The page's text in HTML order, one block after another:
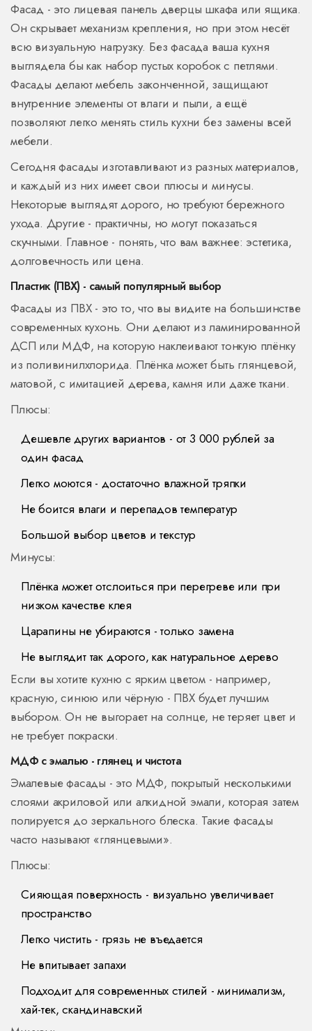
Фасад - это лицевая панель дверцы шкафа или ящика.
Он скрывает механизм крепления, но при этом несёт
всю визуальную нагрузку. Без фасада ваша кухня
выглядела бы как набор пустых коробок с петлями.
Фасады делают мебель законченной, защищают
внутренние элементы от влаги и пыли, а ещё
позволяют легко менять стиль кухни без замены всей
мебели.
Сегодня фасады изготавливают из разных материалов,
и каждый из них имеет свои плюсы и минусы.
Некоторые выглядят дорого, но требуют бережного
ухода. Другие - практичны, но могут показаться
скучными. Главное - понять, что вам важнее: эстетика,
долговечность или цена.
Пластик (ПВХ) - самый популярный выбор
Фасады из ПВХ - это то, что вы видите на большинстве
современных кухонь. Они делают из ламинированной
ДСП или МДФ, на которую наклеивают тонкую плёнку
из поливинилхлорида. Плёнка может быть глянцевой,
матовой, с имитацией дерева, камня или даже ткани.
Плюсы:
Дешевле других вариантов - от 3 000 рублей за
один фасад
Легко моются - достаточно влажной тряпки
Не боится влаги и перепадов температур
Большой выбор цветов и текстур
Минусы:
Плёнка может отслоиться при перегреве или при
низком качестве клея
Царапины не убираются - только замена
Не выглядит так дорого, как натуральное дерево
Если вы хотите кухню с ярким цветом - например,
красную, синюю или чёрную - ПВХ будет лучшим
выбором. Он не выгорает на солнце, не теряет цвет и
не требует покраски.
МДФ с эмалью - глянец и чистота
Эмалевые фасады - это МДФ, покрытый несколькими
слоями акриловой или алкидной эмали, которая затем
полируется до зеркального блеска. Такие фасады
часто называют «глянцевыми».
Плюсы:
Сияющая поверхность - визуально увеличивает
пространство
Легко чистить - грязь не въедается
Не впитывает запахи
Подходит для современных стилей - минимализм,
хай-тек, скандинавский